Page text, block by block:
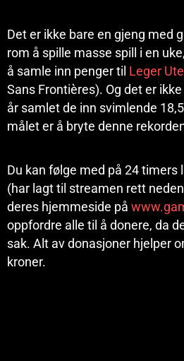
Det er ikke bare en gjeng med
rom å spille masse spill i en
å samle inn penger til Leger
Sans Frontières). Og det er
år samlet de inn svimlende
målet er å bryte denne
Du kan følge med på 24 timers
(har lagt til streamen rett
deres hjemmeside på
oppfordre alle til å donere, da
sak. Alt av donasjoner hjelper
kroner.